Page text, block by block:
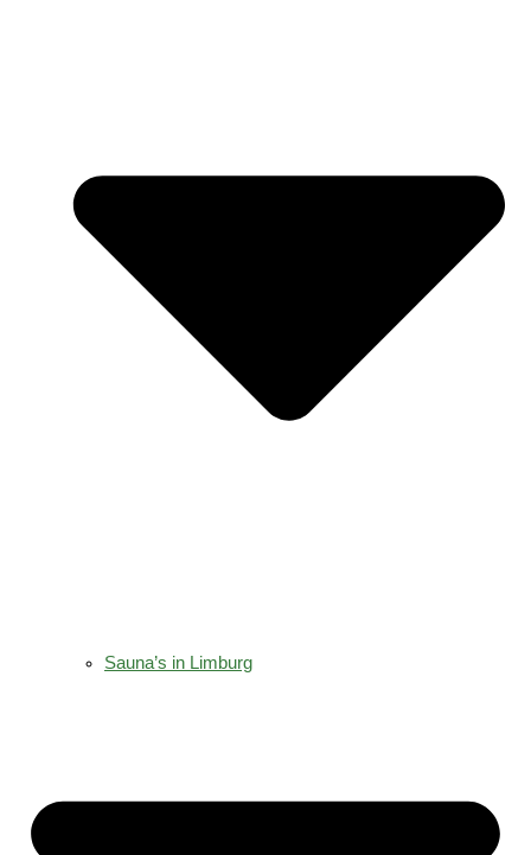
Sauna’s in Limburg